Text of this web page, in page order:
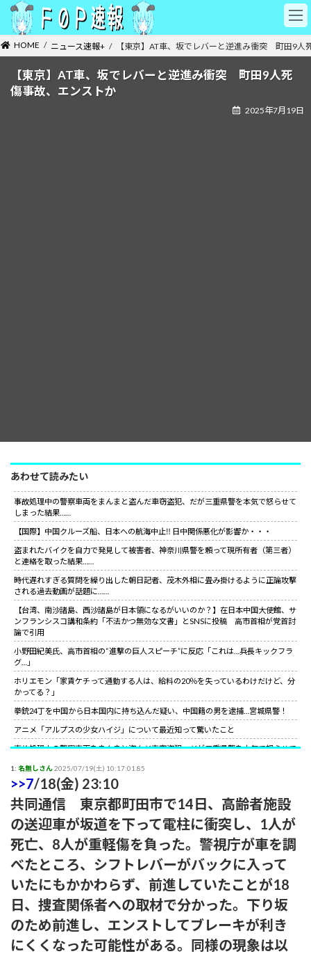
テ
ン
ゲ
ー HOME ニュース速報+ 【東京】AT車、坂でレバーと逆進み衝突 町田9人
【東京】AT車、坂でレバーと逆進み衝突 町田9人死
傷事故、エンストか
2025年7月19日
あわせて読みたい
事故処理中の警察車両をまんまと盗んだ車窃盗犯、だが三重県警を本気で怒らせて
しまった結果……
【国際】中国クルーズ船、日本への航海中止‼ 日中関係悪化が影響か・・・
盗まれたバイクを自力で発見して被害者、神奈川県警を頼って現所有者（第三者）
と連絡を取った結果……
時代遅れすぎる質問を繰り出した朝日記者、茂木外相に畳み掛けるように正論攻撃
される過去動画が話題に……
【台湾、南沙諸島、西沙諸島が日本領になるがいいのか？】在日本中国大使館、サ
ンフランシスコ講和条約「不法かつ無効な文書」とSNSに投稿 高市首相が党首討
論で引用
小野田紀美氏、高市首相の“進撃の巨人スピーチ”に反応「これは…兵長キックフラ
グ…」
ホリエモン「家賃ケチって通勤する人は、給料の20％を失っているわけだけど、分
かってる？」
拳銃24丁を中国から日本国内に持ち込んだ疑い、中国籍の男を逮捕…宮城県警！
アニメ「アルプスの少女ハイジ」について最近知って驚いたこと
事故処理中の警察車両をまんまと盗んだ車窃盗犯、だが三重県警を本気で怒らせて
山上徹也が喉から手が出るほど欲しくて50万円詐欺られた拳銃を3千円で日本国内
で売っていた中国人逮捕
【朗報】中国上海ライブ強制終了の大槻マキにグラス米国駐日大使が日本語でエー
ル！米国バンドの代表曲捧げ「信念貫いて」［12/3］
【世紀の性犯罪】故・ジャニー喜多川氏による性被害への最終的な結末
小野田紀美氏、高市首相の“進撃の巨人スピーチ”に反応「これは…兵長キックフラ
グ…」
サイコパスってほとんどは社会的に成功している人間なんだがな。
1: 名無しさん2025/07/19(土) 10:17:01.85
>>7/18(金) 23:10
共同通信 東京都町田市で14日、高齢者施設
の送迎車が坂道を下って電柱に衝突し、1人が
死亡、8人が重軽傷を負った。警視庁が車を調
べたところ、シフトレバーがバックに入って
いたにもかかわらず、前進していたことが18
日、捜査関係者への取材で分かった。下り坂
のため前進し、エンストしてブレーキが利き
にくくなった可能性がある。同様の現象は以